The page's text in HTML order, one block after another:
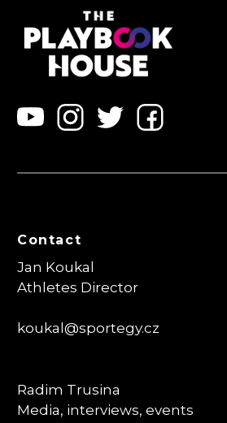
Contact
Jan Koukal
Athletes Director
koukal@sportegy.cz
Radim Trusina
Media, interviews, events